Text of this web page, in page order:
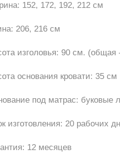
152, 172, 192, 212 см
206, 216 см
изголовья: 90 см. (общая
основания кровати: 35 см
под матрас: буковые
изготовления: 20 рабочих
12 месяцев